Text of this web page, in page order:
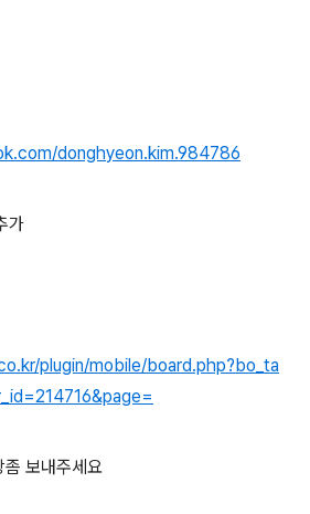
donghyeon.kim.984786
가
plugin/mobile/board.php?bo_ta
보내주세요